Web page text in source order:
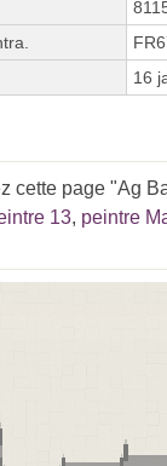
16
cette page "Ag
13, peintre